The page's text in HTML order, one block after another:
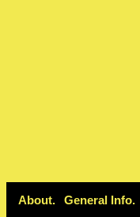
About General Info